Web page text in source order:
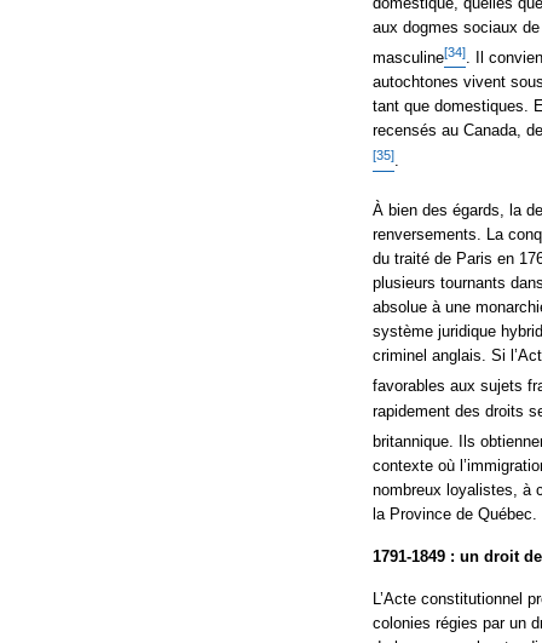
aux dogmes sociaux
masculine[34]. Il
autochtones vivent
tant que domestiques.
recensés au Canada,
[35].
À bien des égards, la
renversements. La
du traité de Paris en
plusieurs tournants
absolue à une
système juridique
criminel anglais. Si
favorables aux sujets
rapidement des droits
britannique. Ils
contexte où
nombreux loyalistes, à
la Province de Québec.
1791-1849 : un droit
L’Acte constitutionnel
colonies régies par un